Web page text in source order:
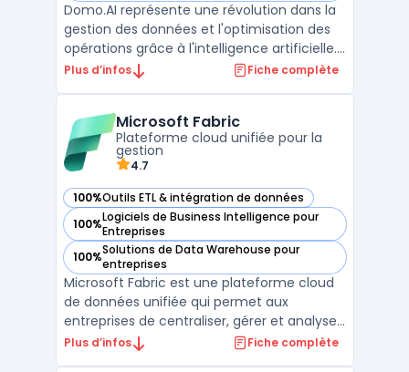
Domo.AI représente une révolution dans la
gestion des données et l'optimisation des
opérations grâce à l'intelligence artificielle.
Cette plateforme avancée permet aux
opérationnelle et de prendre des décisions
stratégiques ...
Plus d’infos Fiche complète
Microsoft Fabric
Plateforme cloud unifiée pour la
gestion
4.7
100%Outils ETL & intégration de données
— voir Microsoft Fabric dans cette catégorie
100%Logiciels de Business Intelligence pour
Entreprises
— voir Microsoft Fabric dans cette catégorie
100%Solutions de Data Warehouse pour
entreprises
— voir Microsoft Fabric dans cette catégorie
Microsoft Fabric est une plateforme cloud
de données unifiée qui permet aux
entreprises de centraliser, gérer et analyser
leurs données dans un environnement
Plus d’infos Fiche complète